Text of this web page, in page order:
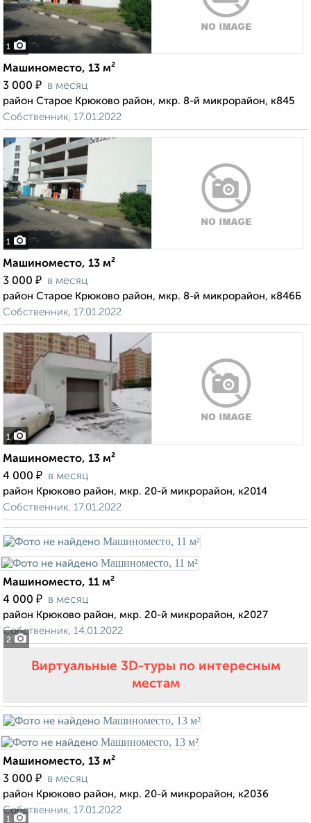
1
Машиноместо, 13 м²
3 000 ₽ в месяц
район Старое Крюково район, мкр. 8-й микрорайон, к845
Собственник, 17.01.2022
1
Машиноместо, 13 м²
3 000 ₽ в месяц
район Старое Крюково район, мкр. 8-й микрорайон, к846Б
Собственник, 17.01.2022
1
Машиноместо, 13 м²
4 000 ₽ в месяц
район Крюково район, мкр. 20-й микрорайон, к2014
Собственник, 17.01.2022
2
Машиноместо, 11 м²
4 000 ₽ в месяц
район Крюково район, мкр. 20-й микрорайон, к2027
Собственник, 14.01.2022
Виртуальные 3D-туры по интересным
местам
1
Машиноместо, 13 м²
3 000 ₽ в месяц
район Крюково район, мкр. 20-й микрорайон, к2036
Собственник, 17.01.2022